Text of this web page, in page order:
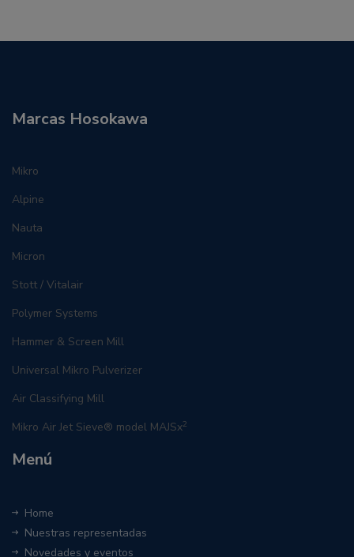
Marcas Hosokawa
Mikro
Alpine
Nauta
Micron
Stott / Vitalair
Polymer Systems
Hammer & Screen Mill
Universal Mikro Pulverizer
Air Classifying Mill
Mikro Air Jet Sieve® model MAJSx2
Menú
Home
Nuestras representadas
Novedades y eventos